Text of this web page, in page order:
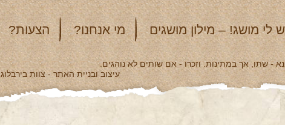
לי מושג! – מילון מושגים מי אנחנו? הצעות?
- שתו, אך במתינות. וזכרו - אם שותים לא נוהגים.
עיצוב ובניית האתר - צוות בירבלוג 2012-17